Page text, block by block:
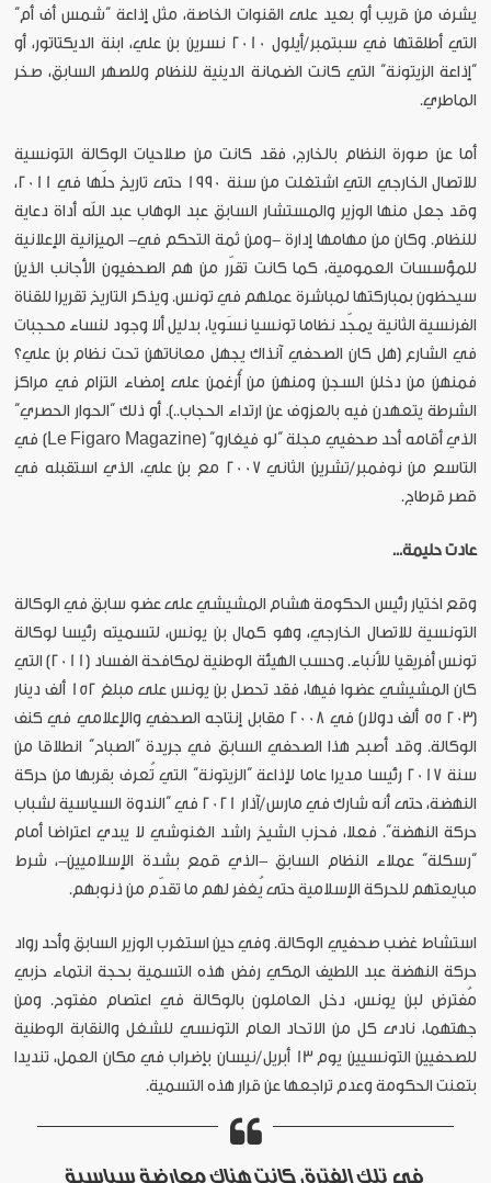
يشرف من قريب أو بعيد على القنوات الخاصة، مثل إذاعة “شمس أف أم”
التي أطلقتها في سبتمبر/أيلول 2010 نسرين بن علي، ابنة الديكتاتور، أو
“إذاعة الزيتونة” التي كانت الضمانة الدينية للنظام وللصهر السابق، صخر
الماطري.
أما عن صورة النظام بالخارج، فقد كانت من صلاحيات الوكالة التونسية
للاتصال الخارجي التي اشتغلت من سنة 1990 حتى تاريخ حلّها في 2011،
وقد جعل منها الوزير والمستشار السابق عبد الوهاب عبد الله أداة دعاية
للنظام. وكان من مهامها إدارة -ومن ثمة التحكم في- الميزانية الإعلانية
للمؤسسات العمومية، كما كانت تقرّر من هم الصحفيون الأجانب الذين
سيحظون بمباركتها لمباشرة عملهم في تونس. ويذكر التاريخ تقريرا للقناة
الفرنسية الثانية يمجّد نظاما تونسيا نسَويا، بدليل ألا وجود لنساء محجبات
في الشارع (هل كان الصحفي آنذاك يجهل معاناتهن تحت نظام بن علي؟
فمنهن من دخلن السجن ومنهن من أُرغمن على إمضاء التزام في مراكز
الشرطة يتعهدن فيه بالعزوف عن ارتداء الحجاب..). أو ذلك “الحوار الحصري”
الذي أقامه أحد صحفيي مجلة “لو فيغارو” (Le Figaro Magazine) في
التاسع من نوفمبر/تشرين الثاني 2007 مع بن علي، الذي استقبله في
قصر قرطاج.
عادت حليمة...
وقع اختيار رئيس الحكومة هشام المشيشي على عضو سابق في الوكالة
التونسية للاتصال الخارجي، وهو كمال بن يونس، لتسميته رئيسا لوكالة
تونس أفريقيا للأنباء. وحسب الهيئة الوطنية لمكافحة الفساد (2011) التي
كان المشيشي عضوا فيها، فقد تحصل بن يونس على مبلغ 152 ألف دينار
(203 55 ألف دولار) في 2008 مقابل إنتاجه الصحفي والإعلامي في كنف
الوكالة. وقد أصبح هذا الصحفي السابق في جريدة “الصباح” انطلاقا من
سنة 2017 رئيسا مديرا عاما لإذاعة “الزيتونة” التي تُعرف بقربها من حركة
النهضة، حتى أنه شارك في مارس/آذار 2021 في “الندوة السياسية لشباب
حركة النهضة”. فعلا، فحزب الشيخ راشد الغنوشي لا يبدي اعتراضا أمام
“رسكلة” عملاء النظام السابق -الذي قمع بشدة الإسلاميين-، شرط
مبايعتهم للحركة الإسلامية حتى يُغفر لهم ما تقدّم من ذنوبهم.
استشاط غضب صحفيي الوكالة. وفي حين استغرب الوزير السابق وأحد رواد
حركة النهضة عبد اللطيف المكي رفض هذه التسمية بحجة انتماء حزبي
مُفترض لبن يونس، دخل العاملون بالوكالة في اعتصام مفتوح. ومن
جهتهما، نادى كل من الاتحاد العام التونسي للشغل والنقابة الوطنية
للصحفيين التونسيين يوم 13 أبريل/نيسان بإضراب في مكان العمل، تنديدا
بتعنت الحكومة وعدم تراجعها عن قرار هذه التسمية.
في تلك الفترة، كانت هناك معارضة سياسية